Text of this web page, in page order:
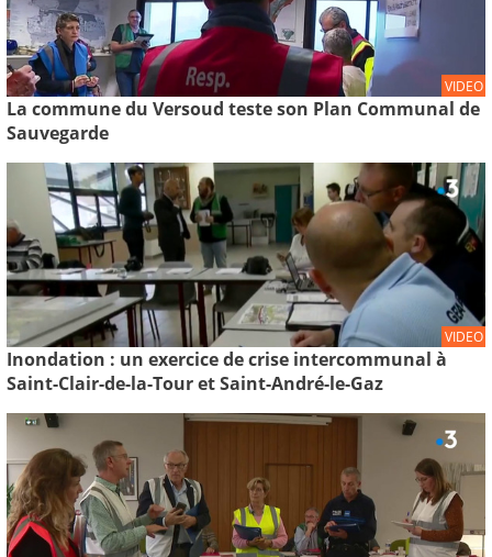
VIDEO
La commune du Versoud teste son Plan Communal de
Sauvegarde
VIDEO
Inondation : un exercice de crise intercommunal à
Saint-Clair-de-la-Tour et Saint-André-le-Gaz